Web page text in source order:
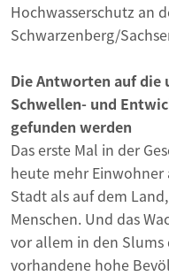
Hochwasserschutz an
Schwarzenberg/
Die Antworten auf die
Schwellen- und
gefunden werden
Das erste Mal in der
heute mehr
Stadt als auf dem
Menschen. Und das
vor allem in den
vorhandene hohe